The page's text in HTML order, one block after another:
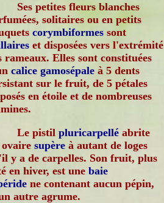
Ses petites fleurs blanches
solitaires ou en petits
corymbiformes sont
et disposées vers l'extrémité
rameaux. Elles sont constituées
calice gamosépale à 5 dents
sur le fruit, de 5 pétales
en étoile et de nombreuses
Le pistil pluricarpellé abrite
supère à autant de loges
y a de carpelles. Son fruit, plus
en hiver, est une baie
ne contenant aucun pépin,
autre agrume.